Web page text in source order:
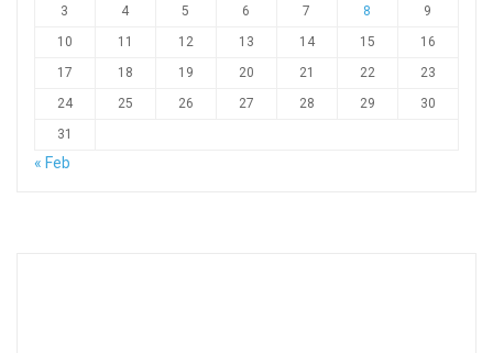
3 4 5 6 7 8
9
10
11 12 13 14 15
16
17
18 19 20 21 22
23
24
25 26 27 28 29
30
31
« Feb